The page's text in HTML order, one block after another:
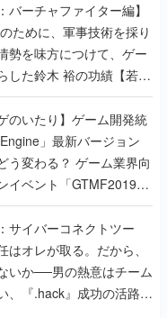
バーチャファイター編】
ために、軍事技術を採り
勢を味方につけて、ゲー
した鈴木 裕の功績【若ゲ
のいたり】ゲーム開発統
」最新バージョン
う変わる？ ゲーム業界向
イベント「GTMF2019」
解を深めよう【PR】
サイバーコネクトツー
はオレが取る。だから、
いか──男の熱意はチーム
、『.hack』成功の活路を